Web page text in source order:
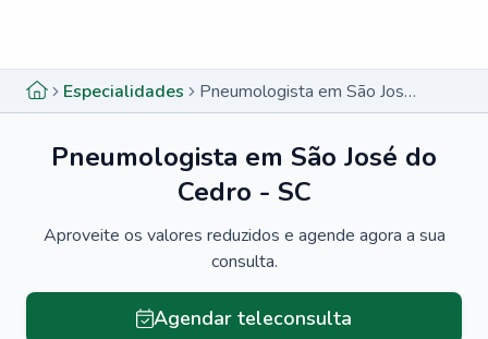
Especialidades Pneumologista em São José do Cedro - SC
Pneumologista em São José do
Cedro - SC
Aproveite os valores reduzidos e agende agora a sua
consulta.
Agendar teleconsulta